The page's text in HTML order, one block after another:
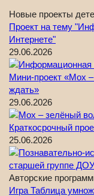
Новые проекты
Проект на тему
Интернете"
29.06.2026
Мини-проект «Мох
ждать»
29.06.2026
Краткосрочный
25.06.2026
Авторские
Игра Таблица